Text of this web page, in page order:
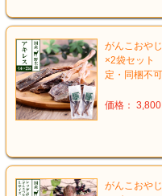
がんこおや
×2袋セット
定・同梱不可
価格：
がんこおや